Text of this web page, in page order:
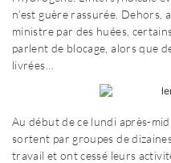
n’est guère rassurée. Dehors,
ministre par des huées,
parlent de blocage, alors que
livrées…
Au début de ce lundi après-
sortent par groupes de
travail et ont cessé leurs